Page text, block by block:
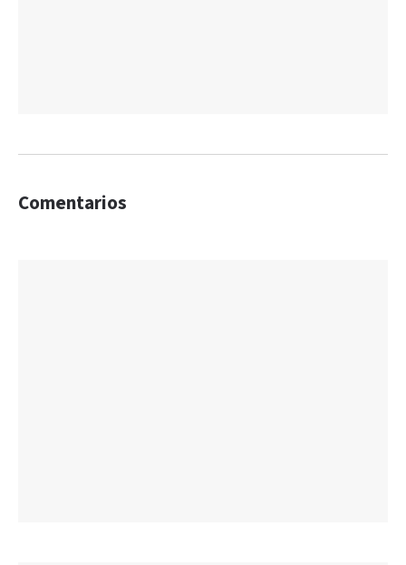
Comentarios